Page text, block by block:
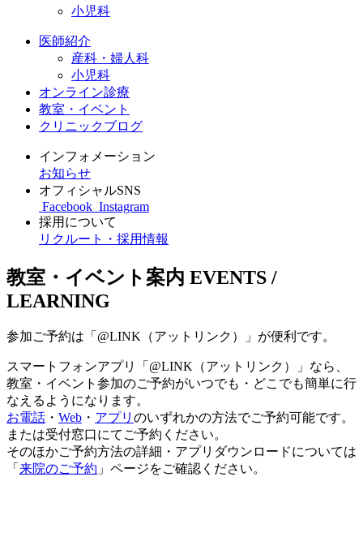
小児科
医師紹介
産科・婦人科
小児科
オンライン診療
教室・イベント
クリニックブログ
インフォメーション
お知らせ
オフィシャルSNS
Facebook Instagram
採用について
リクルート・採用情報
教室・イベント案内 EVENTS /
LEARNING
参加ご予約は「@LINK（アットリンク）」が便利です。
スマートフォンアプリ「@LINK（アットリンク）」なら、
教室・イベント参加のご予約がいつでも・どこでも簡単に行
なえるようになります。
お電話 ・ Web ・ アプリ のいずれかの方法でご予約可能です。
または受付窓口にてご予約ください。
そのほかご予約方法の詳細・アプリダウンロードについては
「 来院のご予約 」ページをご確認ください。